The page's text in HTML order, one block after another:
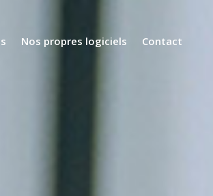
Nos propres logiciels Contact